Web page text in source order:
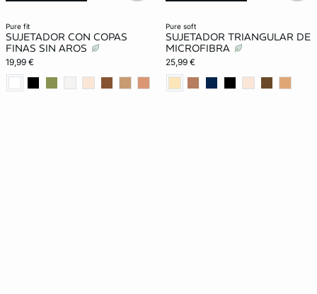
pure fit
SUJETADOR CON COPAS
FINAS SIN AROS
19,99 €
pure soft
SUJETADOR TRIANGULAR DE
MICROFIBRA
25,99 €